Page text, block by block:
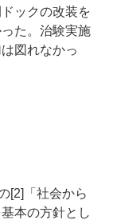
ックの改装を
た。治験実施
図れなかっ
[2]「社会から
本の方針とし